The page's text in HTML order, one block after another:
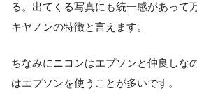
る。出てくる写真にも統一感があって
キヤノンの特徴と言えます。
ちなみにニコンはエプソンと仲良しな
はエプソンを使うことが多いです。